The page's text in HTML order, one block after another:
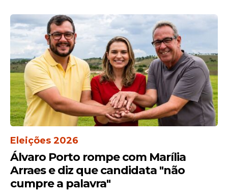
Eleições 2026
Álvaro Porto rompe com Marília
Arraes e diz que candidata "não
cumpre a palavra"